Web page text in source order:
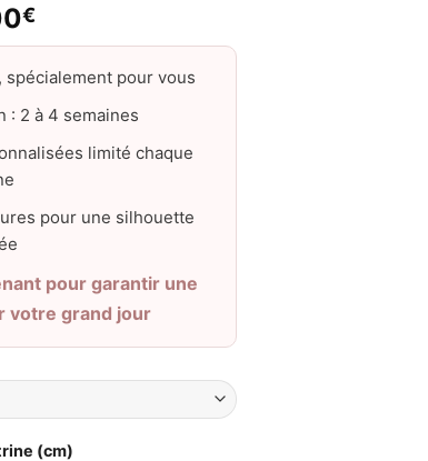
€
pour vous
: 2 à 4 semaines
limité chaque
pour une silhouette
pour garantir une
votre grand jour
(cm)